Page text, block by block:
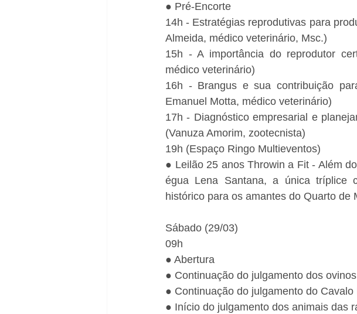
● Pré-Encorte
14h - Estratégias reprodutivas para
Almeida, médico veterinário, Msc.)
15h - A importância do reprodutor
médico veterinário)
16h - Brangus e sua contribuição
Emanuel Motta, médico veterinário)
17h - Diagnóstico empresarial e
(Vanuza Amorim, zootecnista)
19h (Espaço Ringo Multieventos)
● Leilão 25 anos Throwin a Fit - Além
égua Lena Santana, a única tríplice
histórico para os amantes do Quarto de
Sábado (29/03)
09h
● Abertura
● Continuação do julgamento dos ovinos
● Continuação do julgamento do
● Início do julgamento dos animais das